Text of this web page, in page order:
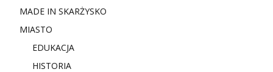
MADE IN SKARŻYSKO
MIASTO
EDUKACJA
HISTORIA